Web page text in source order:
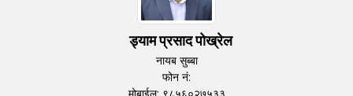
ड्याम प्रसाद पोख्रेल
नायब सुब्बा
फोन नं: